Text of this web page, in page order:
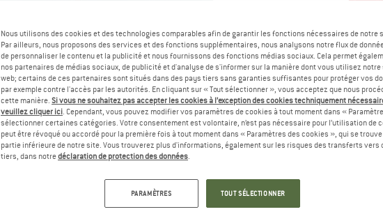
XS
3XL
Guide
Délai
Plus
Nous utilisons des cookies et des technologies comparables afin de garantir les fonctions nécessaires de notre
Par ailleurs, nous proposons des services et des fonctions supplémentaires, nous analysons notre flux de
de personnaliser le contenu et la publicité et nous fournissons des fonctions médias sociaux. Cela permet
nos partenaires de médias sociaux, de publicité et d'analyse de s'informer sur la manière dont vous utilisez
web; certains de ces partenaires sont situés dans des pays tiers sans garanties suffisantes pour protéger vos
par exemple contre l'accès par les autorités. En cliquant sur « Tout sélectionner », vous acceptez que nous
cette manière. Si vous ne souhaitez pas accepter les cookies à l’exception des cookies techniquement
veuillez cliquer ici. Cependant, vous pouvez modifier vos paramètres de cookies à tout moment dans «
sélectionner certaines catégories. Votre consentement est volontaire, n’est pas nécessaire pour l’utilisation de
peut être révoqué ou accordé pour la première fois à tout moment dans « Paramètres des cookies », qui se trouve
partie inférieure de notre site. Vous trouverez plus d'informations, également sur les risques des transferts vers
tiers, dans notredéclaration de protection des données.
PARAMÈTRES TOUT SÉLECTIONNER